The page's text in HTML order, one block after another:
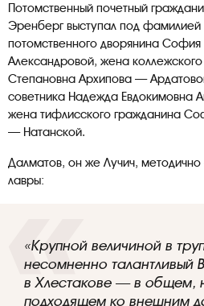
Потомственный почетный
Эренберг выступал под
потомственного дворянина
Александровой, жена
Степановна Архипова —
советника Надежда Евдокимовна
жена тифлисского гражданина
— Натанской.
Далматов, он же Лучич,
лавры:
«Крупной величиной в
несомненно талантливый
в Хлестакове — в общем,
подходящем ко внешним